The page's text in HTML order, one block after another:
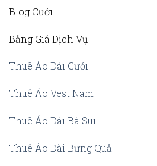
Blog Cưới
Bảng Giá Dịch Vụ
Thuê Áo Dài Cưới
Thuê Áo Vest Nam
Thuê Áo Dài Bà Sui
Thuê Áo Dài Bưng Quả